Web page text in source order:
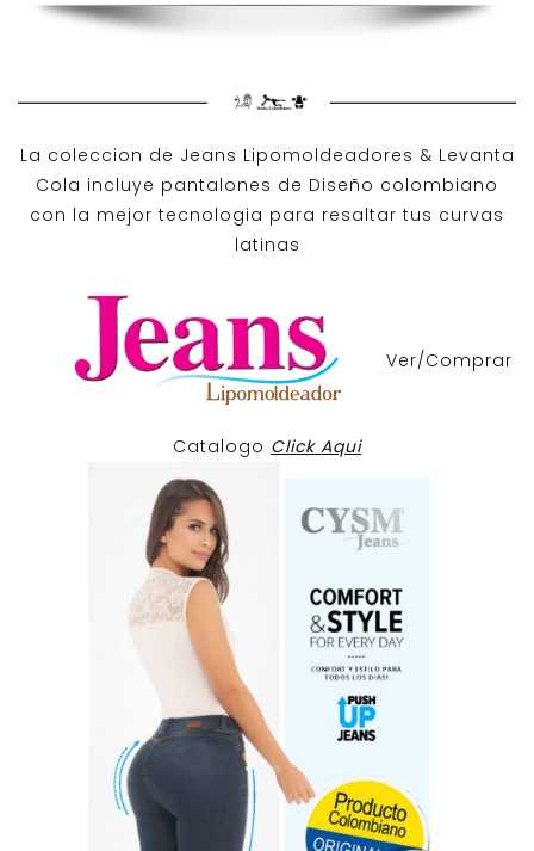
La coleccion de Jeans Lipomoldeadores & Levanta
Cola incluye pantalones de Diseño colombiano
con la mejor tecnologia para resaltar tus curvas
latinas
Ver/Comprar
Catalogo Click Aqui